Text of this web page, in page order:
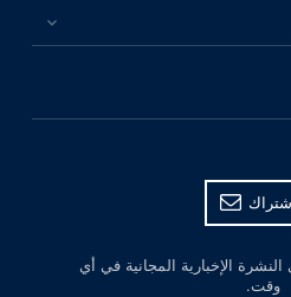
الإخبارية المجانية في أي
وقت.